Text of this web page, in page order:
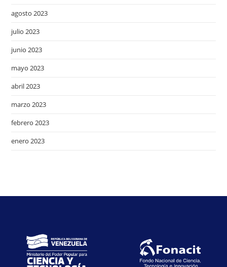
agosto 2023
julio 2023
junio 2023
mayo 2023
abril 2023
marzo 2023
febrero 2023
enero 2023